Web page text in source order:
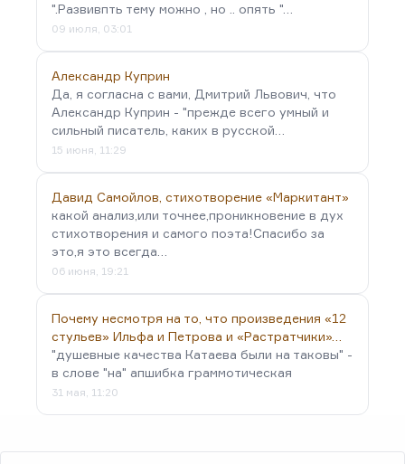
".Развивпть тему можно , но .. опять "…
09 июля, 03:01
Александр Куприн
Да, я согласна с вами, Дмитрий Львович, что
Александр Куприн - "прежде всего умный и
сильный писатель, каких в русской…
15 июня, 11:29
Давид Самойлов, стихотворение «Маркитант»
какой анализ,или точнее,проникновение в дух
стихотворения и самого поэта!Спасибо за
это,я это всегда…
06 июня, 19:21
Почему несмотря на то, что произведения «12
стульев» Ильфа и Петрова и «Растратчики»…
"душевные качества Катаева были на таковы" -
в слове "на" апшибка граммотическая
31 мая, 11:20